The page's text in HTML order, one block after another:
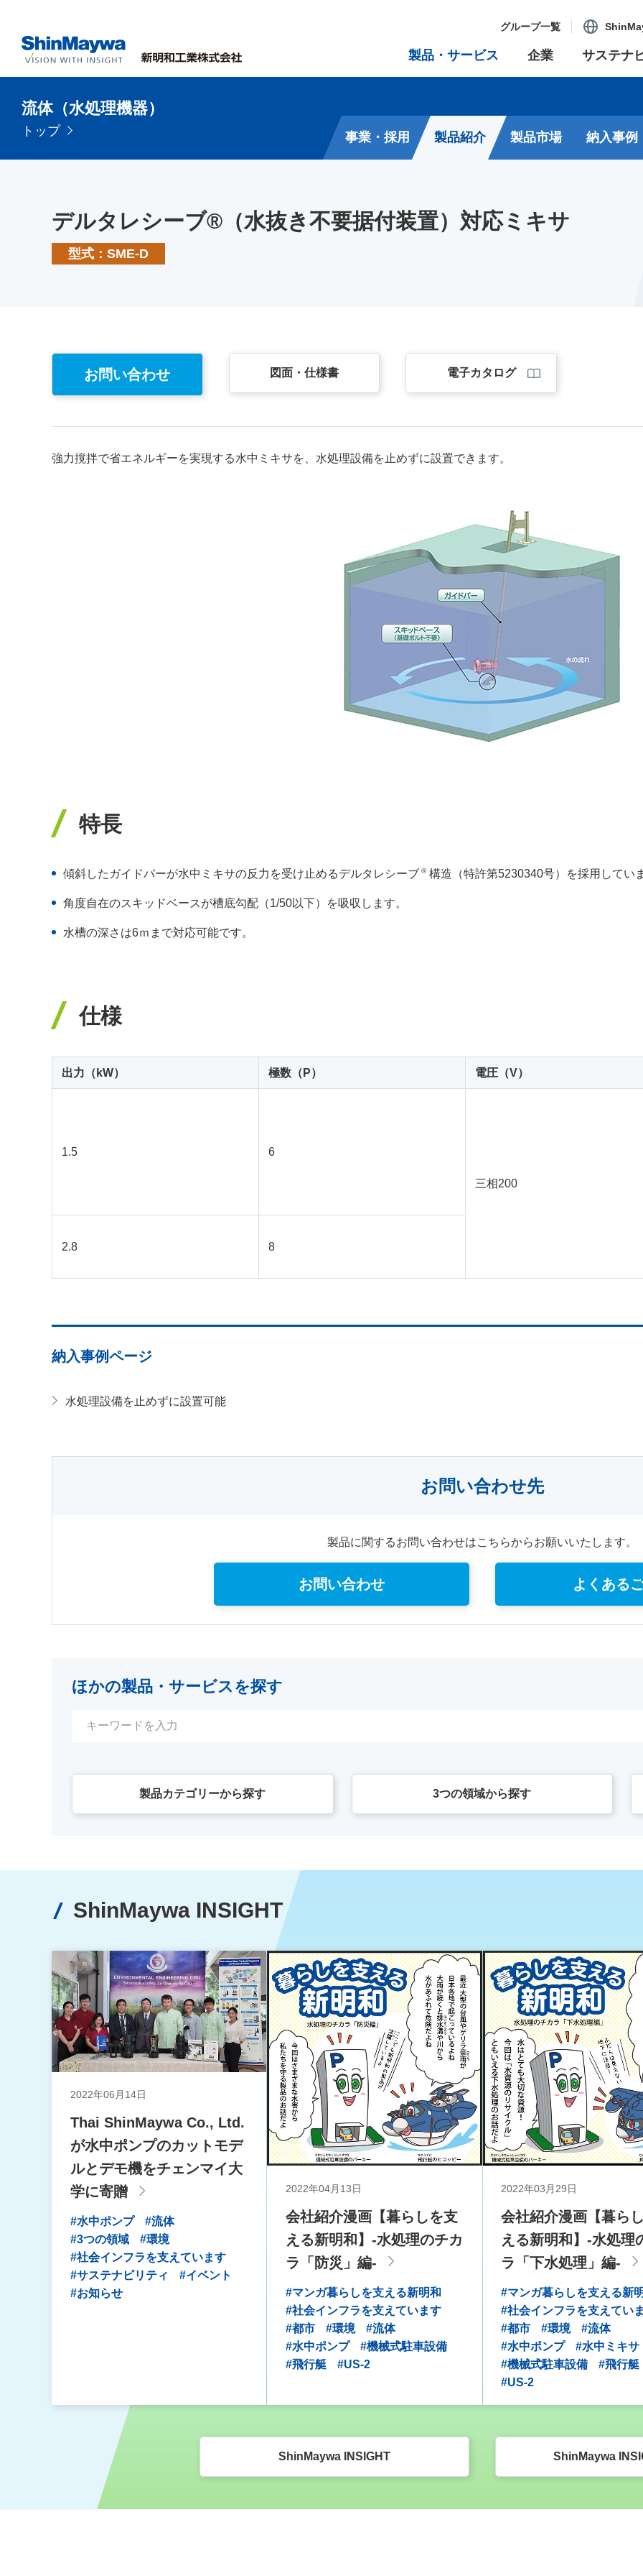
製品・サービス 企業 サステナ
グループ一覧
流体（水処理機器）
トップ 事業・採用 製品紹介 製品市場 納入事例
デルタレシーブ®（水抜き不要据付装置）対応ミキサ
型式：SME-D
お問い合わせ 図面・仕様書 電子カタログ
強力撹拌で省エネルギーを実現する水中ミキサを、水処理設備を止めずに設置できます。
特長
傾斜したガイドバーが水中ミキサの反力を受け止めるデルタレシーブ ®構造（特許第5230340号）を採用してい
角度自在のスキッドベースが槽底勾配（1/50以下）を吸収します。
水槽の深さは6ｍまで対応可能です。
仕様
出力（kW） 極数（P） 電圧（V）
1.5 6
三相200
2.8 8
納入事例ページ
水処理設備を止めずに設置可能
お問い合わせ先
製品に関するお問い合わせはこちらからお願いいたします。
お問い合わせ よくある
ほかの製品・サービスを探す
製品カテゴリーから探す 3つの領域から探す
ShinMaywa INSIGHT
2022年06月14日
Thai ShinMaywa Co., Ltd.
が水中ポンプのカットモデ
ルとデモ機をチェンマイ大
学に寄贈
#水中ポンプ
#流体
#3つの領域
#環境
#社会インフラを支えています
#サステナビリティ
#イベント
#お知らせ
2022年04月13日
会社紹介漫画【暮らしを支
える新明和】-水処理のチカ
ラ「防災」編-
#マンガ暮らしを支える新明和
#社会インフラを支えています
#都市
#環境
#流体
#水中ポンプ
#機械式駐車設備
#飛行艇
#US-2
2022年03月29日
会社紹介漫画【暮ら
える新明和】-水処理
ラ「下水処理」編-
#マンガ暮らしを支える新
#社会インフラを支えてい
#都市
#環境
#流体
#水中ポンプ
#水中ミキサ
#機械式駐車設備
#飛行艇
#US-2
ShinMaywa INSIGHT ShinMaywa